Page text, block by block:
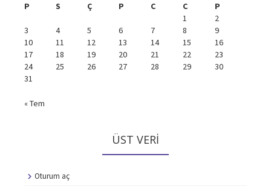
P
S Ç P C C
P
1
2
3
4 5 6 7 8
9
10
11 12 13 14 15
16
17
18 19 20 21 22
23
24
25 26 27 28 29
30
31
« Tem
ÜST VERI
Oturum aç